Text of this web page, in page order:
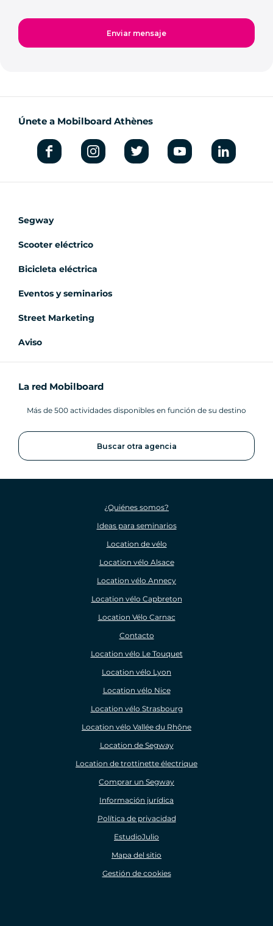
Únete a Mobilboard Athènes
Segway
Scooter eléctrico
Bicicleta eléctrica
Eventos y seminarios
Street Marketing
Aviso
La red Mobilboard
Más de 500 actividades disponibles en función de su destino
Buscar otra agencia
¿Quiénes somos?
Ideas para seminarios
Location de vélo
Location vélo Alsace
Location vélo Annecy
Location vélo Capbreton
Location Vélo Carnac
Contacto
Location vélo Le Touquet
Location vélo Lyon
Location vélo Nice
Location vélo Strasbourg
Location vélo Vallée du Rhône
Location de Segway
Location de trottinette électrique
Comprar un Segway
Información jurídica
Política de privacidad
EstudioJulio
Mapa del sitio
Gestión de cookies